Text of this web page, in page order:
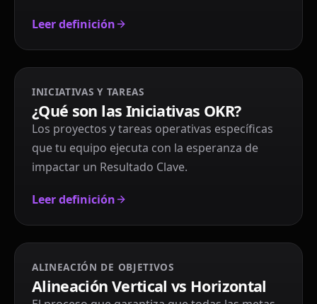
Leer definición
INICIATIVAS Y TAREAS
¿Qué son las Iniciativas OKR?
Los proyectos y tareas operativas específicas
que tu equipo ejecuta con la esperanza de
impactar un Resultado Clave.
Leer definición
ALINEACIÓN DE OBJETIVOS
Alineación Vertical vs Horizontal